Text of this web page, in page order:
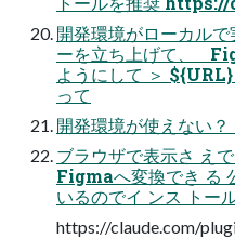
開発環境がローカル
ーを立ち上げて、
ようにして ＞
って
開発環境が使えない
ブラウザで表示さ え
Figmaへ変換でき る
いるのでイ ンス トー
https://claude.com/